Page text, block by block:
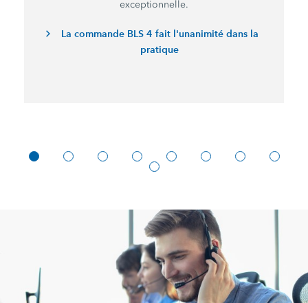
exceptionnelle.
La commande BLS 4 fait l'unanimité dans la
pratique